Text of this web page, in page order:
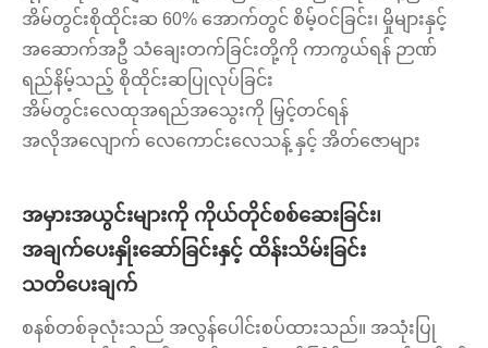
အိမ်တွင်းစိုထိုင်းဆ 60% အောက်တွင် စိမ့်ဝင်ခြင်း၊ မှိုများနှင့်
အဆောက်အဦ သံချေးတက်ခြင်းတို့ကို ကာကွယ်ရန် ဉာဏ်
ရည်နိမ့်သည့် စိုထိုင်းဆပြုလုပ်ခြင်း
အိမ်တွင်းလေထုအရည်အသွေးကို မြှင့်တင်ရန်
အလိုအလျောက် လေကောင်းလေသန့် နှင့် အိတ်ဇောများ
အမှားအယွင်းများကို ကိုယ်တိုင်စစ်ဆေးခြင်း၊
အချက်ပေးနှိုးဆော်ခြင်းနှင့် ထိန်းသိမ်းခြင်း
သတိပေးချက်
စနစ်တစ်ခုလုံးသည် အလွန်ပေါင်းစပ်ထားသည်။ အသုံးပြု